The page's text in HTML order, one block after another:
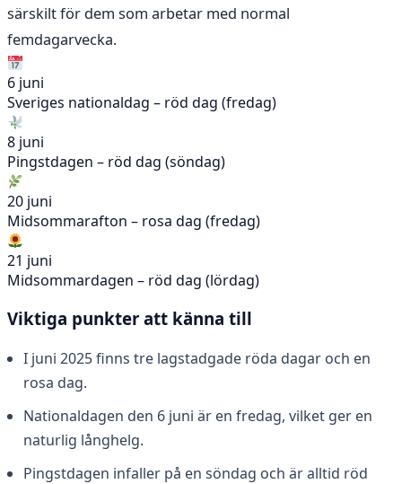
särskilt för dem som arbetar med normal
femdagarvecka.
6 juni
Sveriges nationaldag – röd dag (fredag)
8 juni
Pingstdagen – röd dag (söndag)
20 juni
Midsommarafton – rosa dag (fredag)
21 juni
Midsommardagen – röd dag (lördag)
Viktiga punkter att känna till
I juni 2025 finns tre lagstadgade röda dagar och en
rosa dag.
Nationaldagen den 6 juni är en fredag, vilket ger en
naturlig långhelg.
Pingstdagen infaller på en söndag och är alltid röd